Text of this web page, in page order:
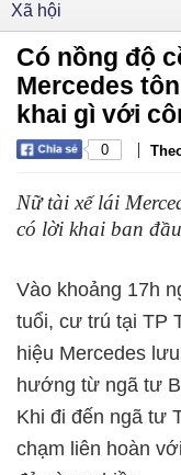
Xã hội
Có nồng độ
Mercedes
khai gì với
0 |
Nữ tài xế lái
có lời khai ban
Vào khoảng 17h
tuổi, cư trú tại TP
hiệu Mercedes
hướng từ ngã tư
Khi đi đến ngã tư
chạm liên hoàn